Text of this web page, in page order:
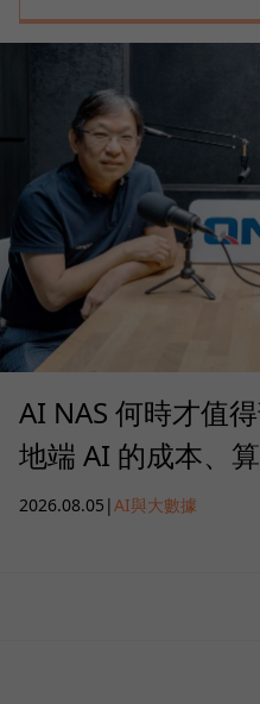
AI NAS 何時才值
地端 AI 的成本、
2026.08.05 |AI與大數據